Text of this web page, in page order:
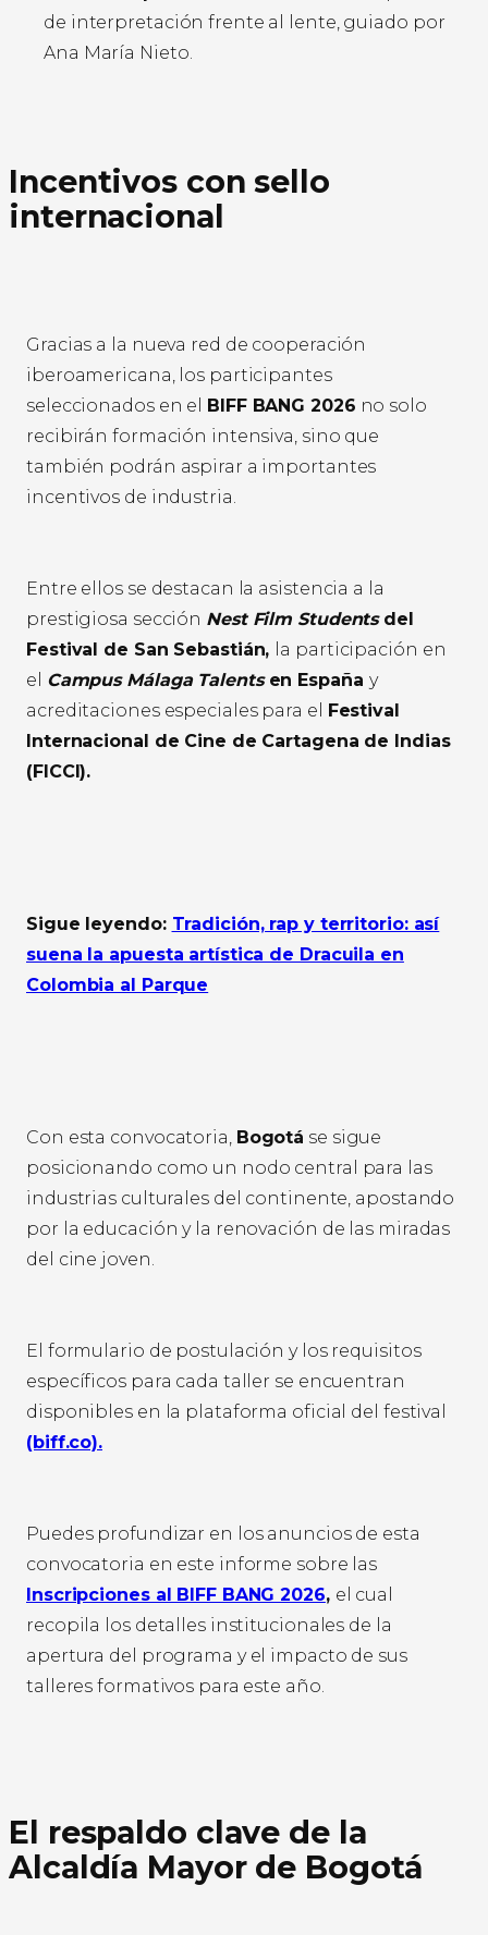
de interpretación frente al lente, guiado por
Ana María Nieto.
Incentivos con sello
internacional
Gracias a la nueva red de cooperación
iberoamericana, los participantes
seleccionados en el
BIFF BANG 2026 no solo
recibirán formación intensiva, sino que
también podrán aspirar a importantes
incentivos de industria.
Entre ellos se destacan la asistencia a la
prestigiosa sección Nest Film Studentsdel
Festival de San Sebastián, la participación en
el Campus Málaga Talentsen España y
acreditaciones especiales para el
Festival
Internacional de Cine de Cartagena de Indias
(FICCI).
Sigue leyendo: Tradición, rap y territorio: así
suena la apuesta artística de Dracuila en
Colombia al Parque
Con esta convocatoria, Bogotá se sigue
posicionando como un nodo central para las
industrias culturales del continente, apostando
por la educación y la renovación de las miradas
del cine joven.
El formulario de postulación y los requisitos
específicos para cada taller se encuentran
disponibles en la plataforma oficial del festival
(biff.co).
Puedes profundizar en los anuncios de esta
convocatoria en este informe sobre las
Inscripciones al BIFF BANG 2026, el cual
recopila los detalles institucionales de la
apertura del programa y el impacto de sus
talleres formativos para este año.
El respaldo clave de la
Alcaldía Mayor de Bogotá